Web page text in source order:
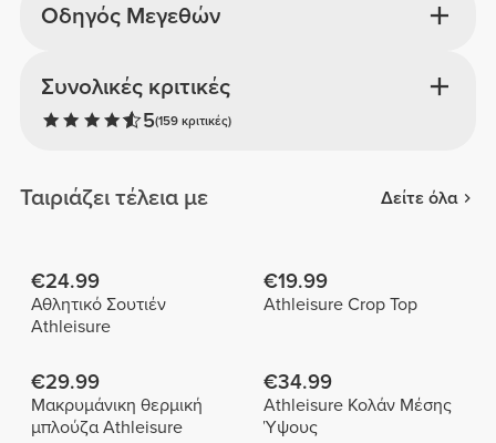
Συνολικές κριτικές
5(159 κριτικές)
Οδηγός Μεγεθών
Ταιριάζει τέλεια με Δείτε όλα
€24.99
Αθλητικό Σουτιέν
Athleisure
€19.99
Athleisure Crop Top
€29.99
Μακρυμάνικη θερμική
μπλούζα Athleisure
€34.99
Athleisure Κολάν Μέσης
Ύψους